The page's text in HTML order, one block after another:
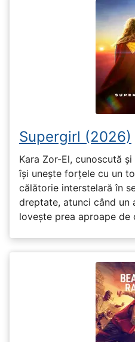
Supergirl (2026)
Kara Zor-El, cunoscută
își unește forțele cu un
călătorie interstelară în
dreptate, atunci când un
lovește prea aproape de